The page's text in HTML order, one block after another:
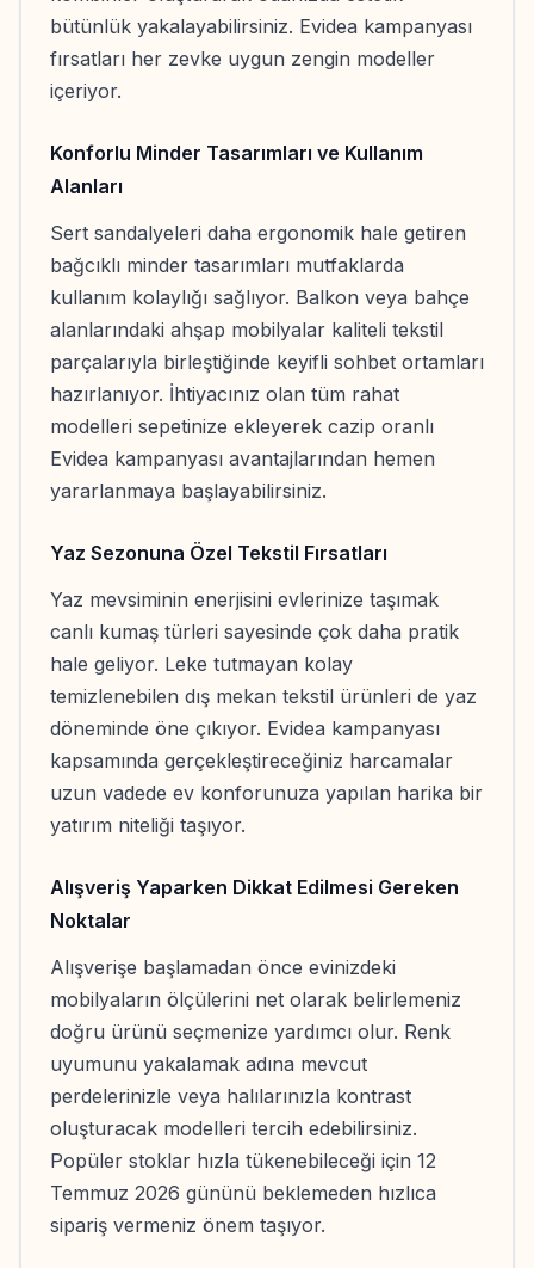
bütünlük yakalayabilirsiniz. Evidea kampanyası
fırsatları her zevke uygun zengin modeller
içeriyor.
Konforlu Minder Tasarımları ve Kullanım
Alanları
Sert sandalyeleri daha ergonomik hale getiren
bağcıklı minder tasarımları mutfaklarda
kullanım kolaylığı sağlıyor. Balkon veya bahçe
alanlarındaki ahşap mobilyalar kaliteli tekstil
parçalarıyla birleştiğinde keyifli sohbet ortamları
hazırlanıyor. İhtiyacınız olan tüm rahat
modelleri sepetinize ekleyerek cazip oranlı
Evidea kampanyası avantajlarından hemen
yararlanmaya başlayabilirsiniz.
Yaz Sezonuna Özel Tekstil Fırsatları
Yaz mevsiminin enerjisini evlerinize taşımak
canlı kumaş türleri sayesinde çok daha pratik
hale geliyor. Leke tutmayan kolay
temizlenebilen dış mekan tekstil ürünleri de yaz
döneminde öne çıkıyor. Evidea kampanyası
kapsamında gerçekleştireceğiniz harcamalar
uzun vadede ev konforunuza yapılan harika bir
yatırım niteliği taşıyor.
Alışveriş Yaparken Dikkat Edilmesi Gereken
Noktalar
Alışverişe başlamadan önce evinizdeki
mobilyaların ölçülerini net olarak belirlemeniz
doğru ürünü seçmenize yardımcı olur. Renk
uyumunu yakalamak adına mevcut
perdelerinizle veya halılarınızla kontrast
oluşturacak modelleri tercih edebilirsiniz.
Popüler stoklar hızla tükenebileceği için 12
Temmuz 2026 gününü beklemeden hızlıca
sipariş vermeniz önem taşıyor.